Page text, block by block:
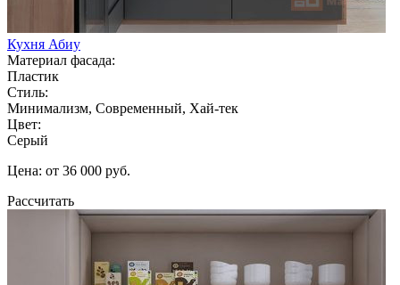
Кухня Абиу
Материал фасада:
Пластик
Стиль:
Минимализм, Современный, Хай-тек
Цвет:
Серый
Цена: от 36 000 руб.
Рассчитать